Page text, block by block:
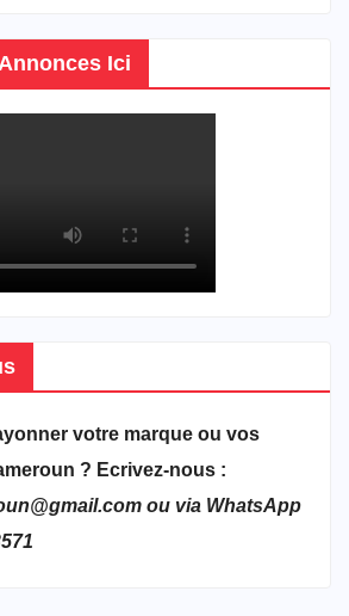
Ici
votre marque ou vos
? Ecrivez-nous :
ou via WhatsApp